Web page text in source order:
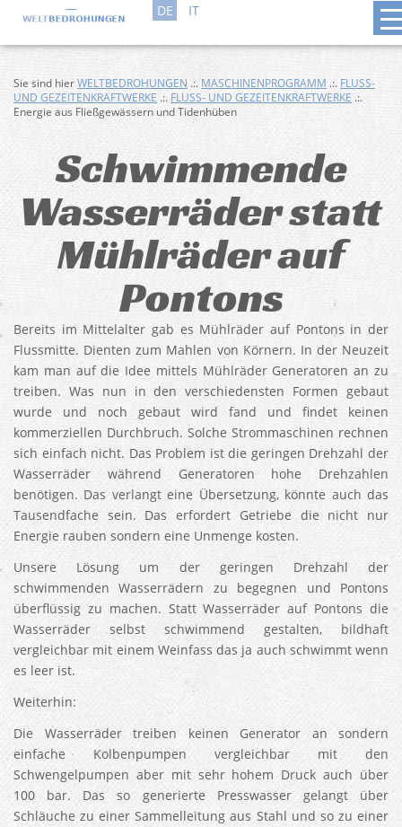
DE IT
Sie sind hierWELTBEDROHUNGEN .:. MASCHINENPROGRAMM .:. FLUSS-
UND GEZEITENKRAFTWERKE .:. FLUSS- UND GEZEITENKRAFTWERKE .:.
Energie aus Fließgewässern und Tidenhüben
Schwimmende
Wasserräder statt
Mühlräder auf
Pontons
Bereits im Mittelalter gab es Mühlräder auf Pontons in der
Flussmitte. Dienten zum Mahlen von Körnern. In der Neuzeit
kam man auf die Idee mittels Mühlräder Generatoren an zu
treiben. Was nun in den verschiedensten Formen gebaut
wurde und noch gebaut wird fand und findet keinen
kommerziellen Durchbruch. Solche Strommaschinen rechnen
sich einfach nicht. Das Problem ist die geringen Drehzahl der
Wasserräder während Generatoren hohe Drehzahlen
benötigen. Das verlangt eine Übersetzung, könnte auch das
Tausendfache sein. Das erfordert Getriebe die nicht nur
Energie rauben sondern eine Unmenge kosten.
Unsere Lösung um der geringen Drehzahl der
schwimmenden Wasserrädern zu begegnen und Pontons
überflüssig zu machen. Statt Wasserräder auf Pontons die
Wasserräder selbst schwimmend gestalten, bildhaft
vergleichbar mit einem Weinfass das ja auch schwimmt wenn
es leer ist.
Weiterhin:
Die Wasserräder treiben keinen Generator an sondern
einfache Kolbenpumpen vergleichbar mit den
Schwengelpumpen aber mit sehr hohem Druck auch über
100 bar. Das so generierte Presswasser gelangt über
Schläuche zu einer Sammelleitung aus Stahl und so zu einer